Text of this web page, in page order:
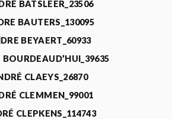
BATSLEER_23506
BAUTERS_130095
BEYAERT_60933
BOURDEAUD’HUI_39635
CLAEYS_26870
CLEMMEN_99001
CLEPKENS_114743